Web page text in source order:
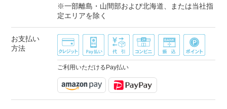
※一部離島・山間部および北海道、または当社指
定エリアを除く
お支払い
方法
ご利用いただけるPay払い